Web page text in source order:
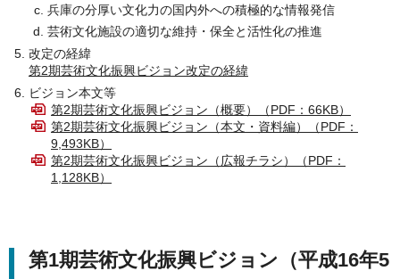
兵庫の分厚い文化力の国内外への積極的な情報発信
芸術文化施設の適切な維持・保全と活性化の推進
改定の経緯
第2期芸術文化振興ビジョン改定の経緯
ビジョン本文等
第2期芸術文化振興ビジョン（概要）（PDF：66KB）
第2期芸術文化振興ビジョン（本文・資料編）（PDF：
9,493KB）
第2期芸術文化振興ビジョン（広報チラシ）（PDF：
1,128KB）
第1期芸術文化振興ビジョン（平成16年5